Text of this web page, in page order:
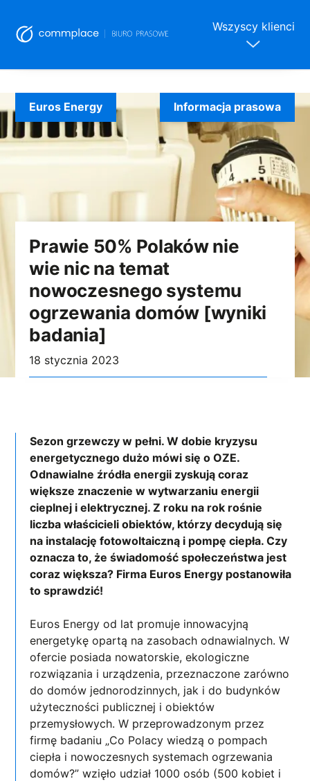
to
content
Wszyscy klienci
Prawie 50% Polaków nie
wie nic na temat
nowoczesnego systemu
ogrzewania domów [wyniki
badania]
18 stycznia 2023
Euros Energy Informacja prasowa
Sezon grzewczy w pełni. W dobie kryzysu
energetycznego dużo mówi się o OZE.
Odnawialne źródła energii zyskują coraz
większe znaczenie w wytwarzaniu energii
cieplnej i elektrycznej. Z roku na rok rośnie
liczba właścicieli obiektów, którzy decydują się
na instalację fotowoltaiczną i pompę ciepła. Czy
oznacza to, że świadomość społeczeństwa jest
coraz większa? Firma Euros Energy postanowiła
to sprawdzić!
Euros Energy od lat promuje innowacyjną
energetykę opartą na zasobach odnawialnych. W
ofercie posiada nowatorskie, ekologiczne
rozwiązania i urządzenia, przeznaczone zarówno
do domów jednorodzinnych, jak i do budynków
użyteczności publicznej i obiektów
przemysłowych. W przeprowadzonym przez
firmę badaniu „Co Polacy wiedzą o pompach
ciepła i nowoczesnych systemach ogrzewania
domów?” wzięło udział 1000 osób (500 kobiet i